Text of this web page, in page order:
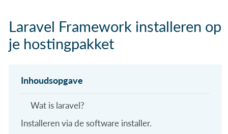
Laravel Framework installeren op
je hostingpakket
Wat is laravel?
Installeren via de software installer.